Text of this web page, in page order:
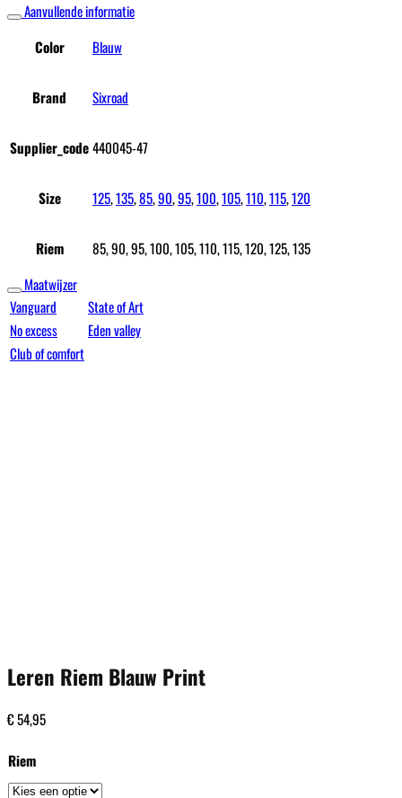
Aanvullende informatie
Color
Blauw
Brand Sixroad
Supplier_code440045-47
Size 125,135,85,90,95,100,105,110,115,120
Riem
85, 90, 95, 100, 105, 110, 115, 120, 125, 135
Maatwijzer
Vanguard
State of Art
No excess
Eden valley
Club of comfort
Leren Riem Blauw Print
€54,95
Riem